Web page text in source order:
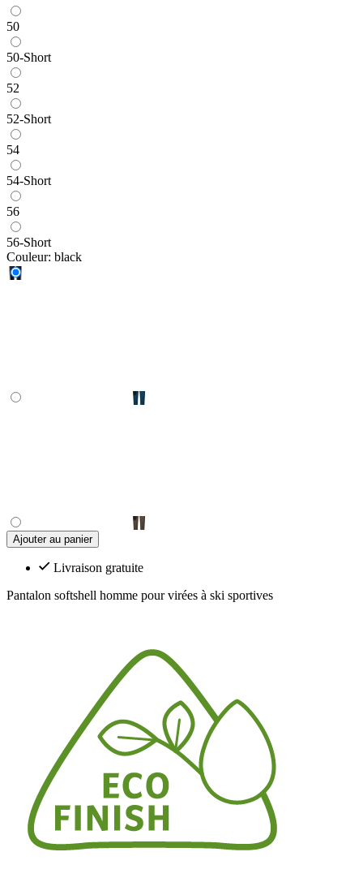
50
50-Short
52
52-Short
54
54-Short
56
56-Short
Couleur: black
Ajouter au panier
Livraison gratuite
Pantalon softshell homme pour virées à ski sportives